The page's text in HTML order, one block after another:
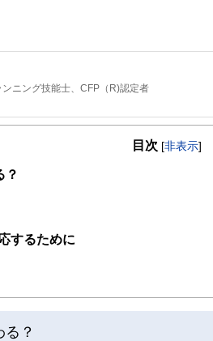
ニング技能士、CFP（R)認定者
祉士/キッズ・マネー・ステーション認定講師/
活動とともに、セミナー講師・WEB記事を中
目次 [非表示]
？
するために
？